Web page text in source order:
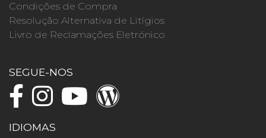
Condições de Compra
Resolução Alternativa de Litígios
Livro de Reclamações Eletrónico
SEGUE-NOS
IDIOMAS